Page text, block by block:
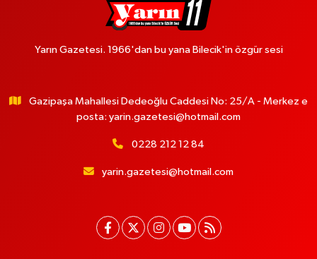
Yarın Gazetesi. 1966'dan bu yana Bilecik'in özgür sesi
Gazipaşa Mahallesi Dedeoğlu Caddesi No: 25/A - Merkez e
posta: yarin.gazetesi@hotmail.com
0228 212 12 84
yarin.gazetesi@hotmail.com